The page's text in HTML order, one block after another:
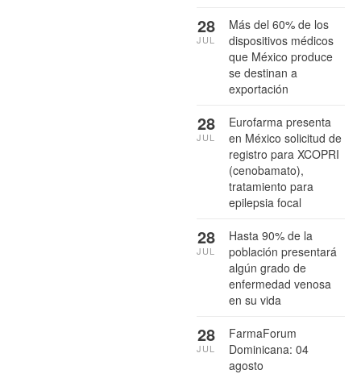
Más del 60% de los
dispositivos médicos
que México produce
se destinan a
exportación
28
JUL
Eurofarma presenta
en México solicitud de
registro para XCOPRI
(cenobamato),
tratamiento para
epilepsia focal
28
JUL
Hasta 90% de la
población presentará
algún grado de
enfermedad venosa
en su vida
28
JUL
FarmaForum
Dominicana: 04
agosto
28
JUL